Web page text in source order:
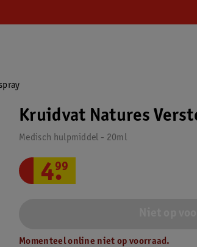
Kruidvat Natures
Medisch hulpmiddel - 20ml
4.
99
Momenteel online niet op voorraad.